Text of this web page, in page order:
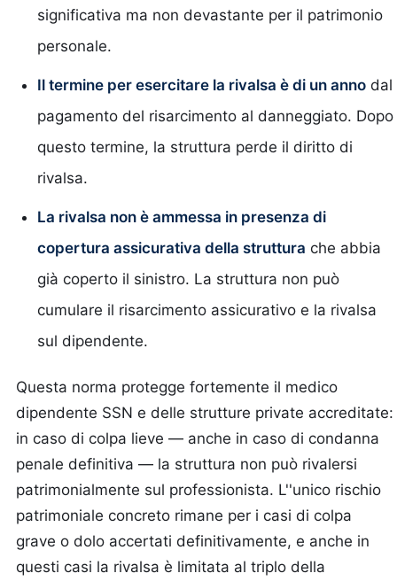
significativa ma non devastante per il patrimonio
personale.
Il termine per esercitare la rivalsa è di un anno dal
pagamento del risarcimento al danneggiato. Dopo
questo termine, la struttura perde il diritto di
rivalsa.
La rivalsa non è ammessa in presenza di
copertura assicurativa della struttura che abbia
già coperto il sinistro. La struttura non può
cumulare il risarcimento assicurativo e la rivalsa
sul dipendente.
Questa norma protegge fortemente il medico
dipendente SSN e delle strutture private accreditate:
in caso di colpa lieve — anche in caso di condanna
penale definitiva — la struttura non può rivalersi
patrimonialmente sul professionista. L''unico rischio
patrimoniale concreto rimane per i casi di colpa
grave o dolo accertati definitivamente, e anche in
questi casi la rivalsa è limitata al triplo della